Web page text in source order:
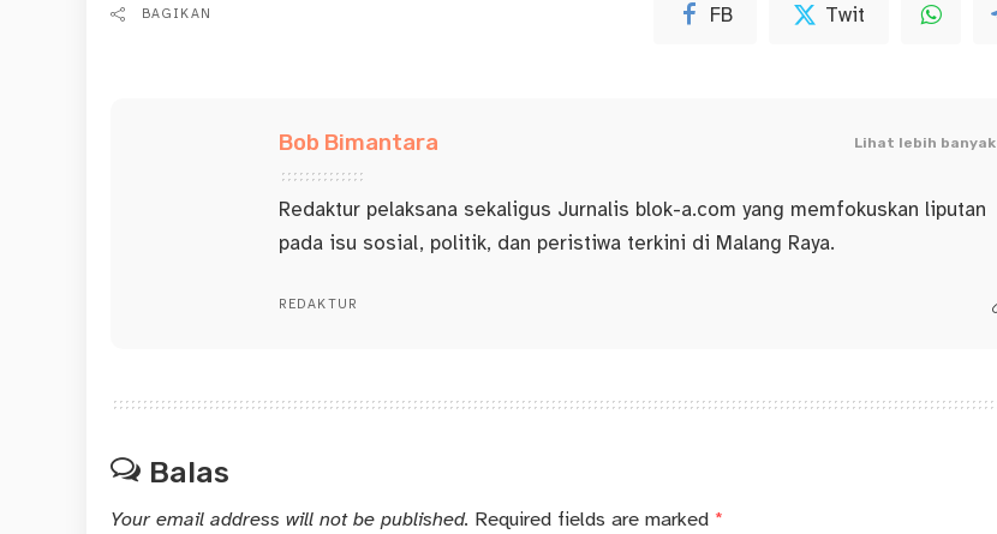
BAGIKAN FB Twit
Bob Bimantara Lihat lebih banyak
Redaktur pelaksana sekaligus Jurnalis blok-a.com yang memfokuskan liputan
pada isu sosial, politik, dan peristiwa terkini di Malang Raya.
REDAKTUR
Balas
Your email address will not be published. Required fields are marked *